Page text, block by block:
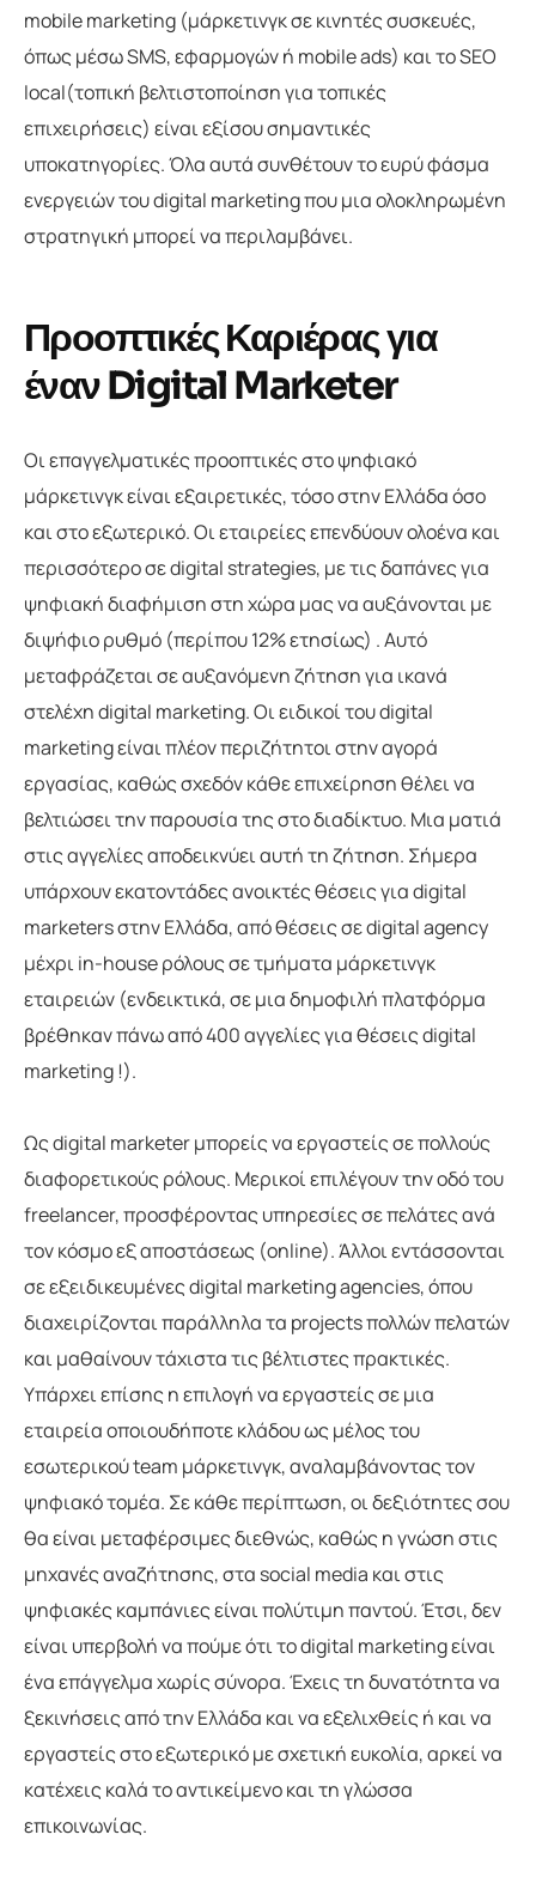
mobile marketing (μάρκετινγκ σε κινητές συσκευές,
όπως μέσω SMS, εφαρμογών ή mobile ads) και το SEO
local(τοπική βελτιστοποίηση για τοπικές
επιχειρήσεις) είναι εξίσου σημαντικές
υποκατηγορίες. Όλα αυτά συνθέτουν το ευρύ φάσμα
ενεργειών του digital marketing που μια ολοκληρωμένη
στρατηγική μπορεί να περιλαμβάνει.
Προοπτικές Καριέρας για
έναν Digital Marketer
Οι επαγγελματικές προοπτικές στο ψηφιακό
μάρκετινγκ είναι εξαιρετικές, τόσο στην Ελλάδα όσο
και στο εξωτερικό. Οι εταιρείες επενδύουν ολοένα και
περισσότερο σε digital strategies, με τις δαπάνες για
ψηφιακή διαφήμιση στη χώρα μας να αυξάνονται με
διψήφιο ρυθμό (περίπου 12% ετησίως) . Αυτό
μεταφράζεται σε αυξανόμενη ζήτηση για ικανά
στελέχη digital marketing. Οι ειδικοί του digital
marketing είναι πλέον περιζήτητοι στην αγορά
εργασίας, καθώς σχεδόν κάθε επιχείρηση θέλει να
βελτιώσει την παρουσία της στο διαδίκτυο. Μια ματιά
στις αγγελίες αποδεικνύει αυτή τη ζήτηση. Σήμερα
υπάρχουν εκατοντάδες ανοικτές θέσεις για digital
marketers στην Ελλάδα, από θέσεις σε digital agency
μέχρι in-house ρόλους σε τμήματα μάρκετινγκ
εταιρειών (ενδεικτικά, σε μια δημοφιλή πλατφόρμα
βρέθηκαν πάνω από 400 αγγελίες για θέσεις digital
marketing !).
Ως digital marketer μπορείς να εργαστείς σε πολλούς
διαφορετικούς ρόλους. Μερικοί επιλέγουν την οδό του
freelancer, προσφέροντας υπηρεσίες σε πελάτες ανά
τον κόσμο εξ αποστάσεως (online). Άλλοι εντάσσονται
σε εξειδικευμένες digital marketing agencies, όπου
διαχειρίζονται παράλληλα τα projects πολλών πελατών
και μαθαίνουν τάχιστα τις βέλτιστες πρακτικές.
Υπάρχει επίσης η επιλογή να εργαστείς σε μια
εταιρεία οποιουδήποτε κλάδου ως μέλος του
εσωτερικού team μάρκετινγκ, αναλαμβάνοντας τον
ψηφιακό τομέα. Σε κάθε περίπτωση, οι δεξιότητες σου
θα είναι μεταφέρσιμες διεθνώς, καθώς η γνώση στις
μηχανές αναζήτησης, στα social media και στις
ψηφιακές καμπάνιες είναι πολύτιμη παντού. Έτσι, δεν
είναι υπερβολή να πούμε ότι το digital marketing είναι
ένα επάγγελμα χωρίς σύνορα. Έχεις τη δυνατότητα να
ξεκινήσεις από την Ελλάδα και να εξελιχθείς ή και να
εργαστείς στο εξωτερικό με σχετική ευκολία, αρκεί να
κατέχεις καλά το αντικείμενο και τη γλώσσα
επικοινωνίας.